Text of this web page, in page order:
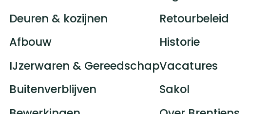
Deuren & kozijnen
Afbouw
IJzerwaren & Gereedschap
Buitenverblijven
Retourbeleid
Historie
Vacatures
Sakol